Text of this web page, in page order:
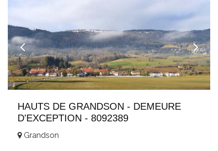
HAUTS DE GRANDSON - DEMEURE
D'EXCEPTION - 8092389
Grandson